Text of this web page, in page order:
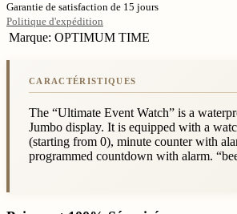
Garantie de satisfaction de 15 jours
Politique d'expédition
Marque: OPTIMUM TIME
The “Ultimate Event Watch” is a
Jumbo display. It is equipped with a
(starting from 0), minute counter with
programmed countdown with alarm.